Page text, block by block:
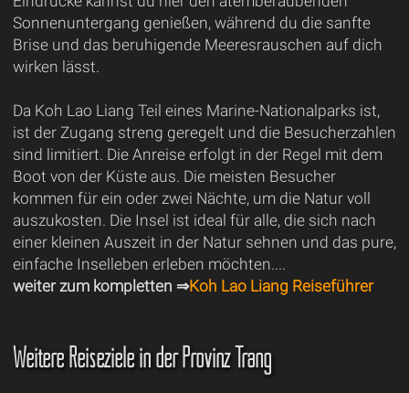
Sonnenuntergang genießen, während du die sanfte
Brise und das beruhigende Meeresrauschen auf dich
wirken lässt.
Da Koh Lao Liang Teil eines Marine-Nationalparks ist,
ist der Zugang streng geregelt und die Besucherzahlen
sind limitiert. Die Anreise erfolgt in der Regel mit dem
Boot von der Küste aus. Die meisten Besucher
kommen für ein oder zwei Nächte, um die Natur voll
auszukosten. Die Insel ist ideal für alle, die sich nach
einer kleinen Auszeit in der Natur sehnen und das pure,
einfache Inselleben erleben möchten....
weiter zum kompletten ⇒Koh Lao Liang Reiseführer
Weitere Reiseziele in der Provinz Trang